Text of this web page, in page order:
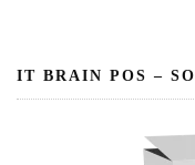
IT BRAIN POS –